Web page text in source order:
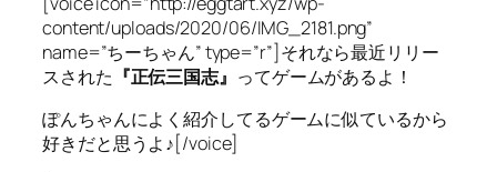
content/uploads/2020/06/IMG_2181.png”
name=”ちーちゃん” type=”r”]それなら最近リリー
スされた 『正伝三国志』 ってゲームがあるよ！
ぽんちゃんによく紹介してるゲームに似ているから
好きだと思うよ♪[/voice]